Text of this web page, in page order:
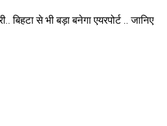
बिहटा से भी बड़ा बनेगा एयरपोर्ट .. जानिए